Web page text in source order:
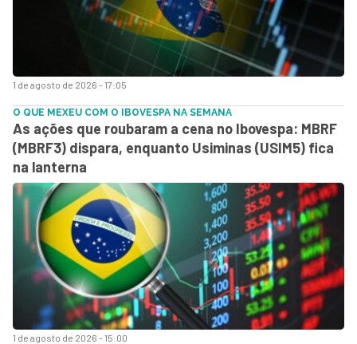
1 de agosto de 2026 - 17:05
1 de agosto de 2026 - 15:00
O QUE MEXEU COM O IBOVESPA NA SEMANA
As ações que roubaram a cena no Ibovespa: MBRF
(MBRF3) dispara, enquanto Usiminas (USIM5) fica
na lanterna